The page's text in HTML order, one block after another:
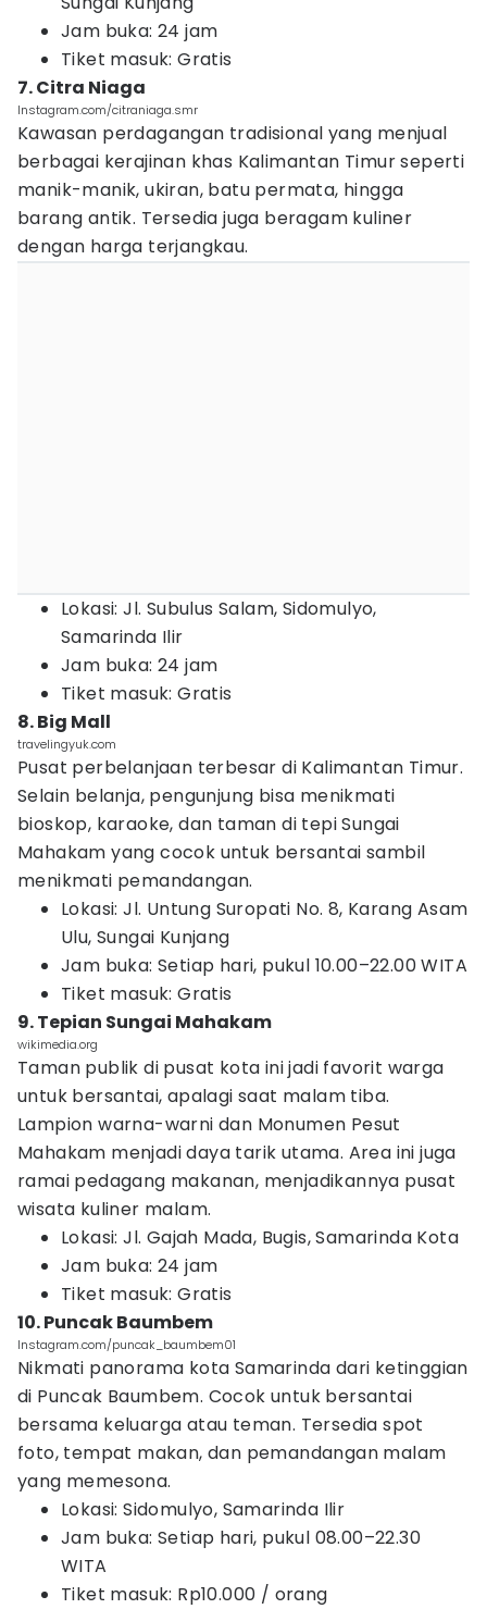
Jam buka: 24 jam
Tiket masuk: Gratis
7. Citra Niaga
Instagram.com/citraniaga.smr
Kawasan perdagangan tradisional yang menjual
berbagai kerajinan khas Kalimantan Timur seperti
manik-manik, ukiran, batu permata, hingga
barang antik. Tersedia juga beragam kuliner
dengan harga terjangkau.
Lokasi: Jl. Subulus Salam, Sidomulyo,
Samarinda Ilir
Jam buka: 24 jam
Tiket masuk: Gratis
8. Big Mall
travelingyuk.com
Pusat perbelanjaan terbesar di Kalimantan Timur.
Selain belanja, pengunjung bisa menikmati
bioskop, karaoke, dan taman di tepi Sungai
Mahakam yang cocok untuk bersantai sambil
menikmati pemandangan.
Lokasi: Jl. Untung Suropati No. 8, Karang Asam
Ulu, Sungai Kunjang
Jam buka: Setiap hari, pukul 10.00–22.00 WITA
Tiket masuk: Gratis
9. Tepian Sungai Mahakam
wikimedia.org
Taman publik di pusat kota ini jadi favorit warga
untuk bersantai, apalagi saat malam tiba.
Lampion warna-warni dan Monumen Pesut
Mahakam menjadi daya tarik utama. Area ini juga
ramai pedagang makanan, menjadikannya pusat
wisata kuliner malam.
Lokasi: Jl. Gajah Mada, Bugis, Samarinda Kota
Jam buka: 24 jam
Tiket masuk: Gratis
10. Puncak Baumbem
Instagram.com/puncak_baumbem01
Nikmati panorama kota Samarinda dari ketinggian
di Puncak Baumbem. Cocok untuk bersantai
bersama keluarga atau teman. Tersedia spot
foto, tempat makan, dan pemandangan malam
yang memesona.
Lokasi: Sidomulyo, Samarinda Ilir
Jam buka: Setiap hari, pukul 08.00–22.30
WITA
Tiket masuk: Rp10.000 / orang